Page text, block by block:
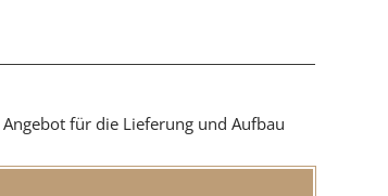
für die Lieferung und Aufbau